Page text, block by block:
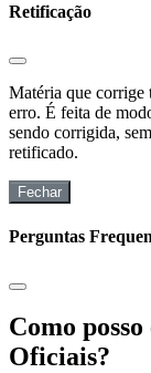
Retificação
Matéria que corrige
erro. É feita de
sendo corrigida,
retificado.
Fechar
Perguntas
Como
Oficiais?